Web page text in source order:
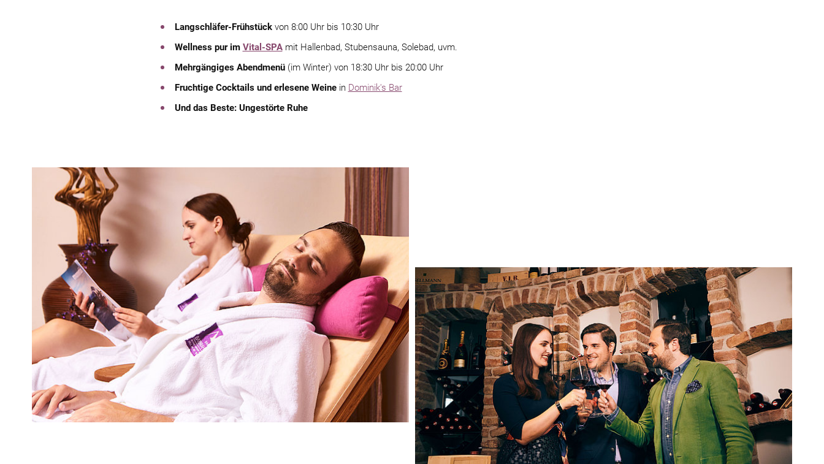
Langschläfer-Frühstückvon 8:00 Uhr bis 10:30 Uhr
Wellness pur im Vital-SPAmit Hallenbad, Stubensauna, Solebad, uvm.
Mehrgängiges Abendmenü(im Winter) von 18:30 Uhr bis 20:00 Uhr
Fruchtige Cocktails und erlesene Weinein Dominik's Bar
Und das Beste: Ungestörte Ruhe